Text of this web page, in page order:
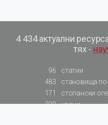
4 434 актуални
тях -
96
статии
483
становища по
171
стопански
230
уроци